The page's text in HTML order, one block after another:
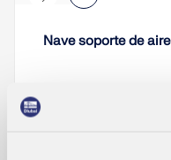
Nave soporte de aire